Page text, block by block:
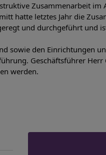
Zusammenarbeit im
hatte letztes Jahr die
und durchgeführt und
sowie den Einrichtungen
Geschäftsführer
werden.